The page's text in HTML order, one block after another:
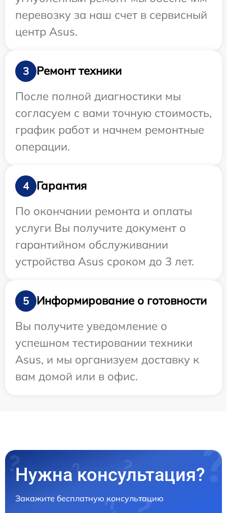
перевозку за наш счет в сервисный
центр Asus.
3
Ремонт техники
После полной диагностики мы
согласуем с вами точную стоимость,
график работ и начнем ремонтные
операции.
4
Гарантия
По окончании ремонта и оплаты
услуги Вы получите документ о
гарантийном обслуживании
устройства Asus сроком до 3 лет.
5
Информирование о готовности
Вы получите уведомление о
успешном тестировании техники
Asus, и мы организуем доставку к
вам домой или в офис.
Нужна консультация?
Закажите бесплатную консультацию